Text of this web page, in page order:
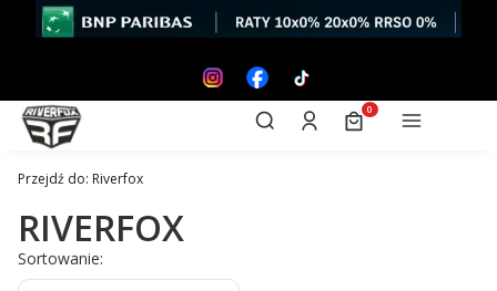
Otwórz wyszukiwarkę
Szukaj Zaloguj sięProdukty w
Koszyk Menu
Przejdź do: Riverfox
RIVERFOX
Lista produktów
Sortowanie: